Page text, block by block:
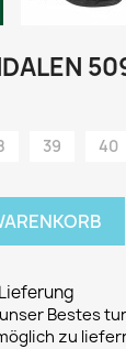
39 40
Bestes
zu